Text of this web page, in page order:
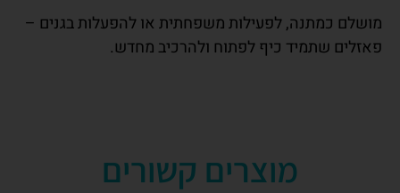
מושלם כמתנה, לפעילות משפחתית או להפעלות בגנים –
פאזלים שתמיד כיף לפתוח ולהרכיב מחדש.
מוצרים קשורים